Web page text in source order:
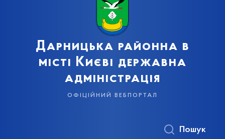
Дарницька районна в
місті Києві державна
адміністрація
офіційний вебпортал
Пошук